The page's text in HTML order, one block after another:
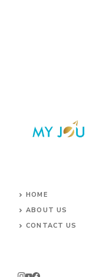
HOME
ABOUT US
CONTACT US